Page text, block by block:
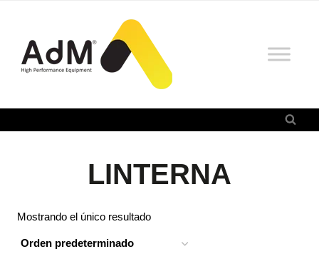
contenido
LINTERNA
Mostrando el único resultado